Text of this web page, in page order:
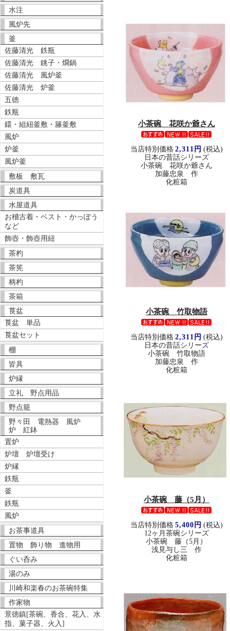
水注
風炉先
釜
佐藤清光 鉄瓶
佐藤清光 銚子・燗鍋
佐藤清光 風炉釜
佐藤清光 炉釜
五徳
鉄瓶
鐶・組紐釜敷・籐釜敷
風炉
炉釜
風炉釜
敷板 敷瓦
炭道具
水屋道具
お稽古着・ベスト・かっぽう
など
飾壺・飾壺用紐
茶杓
茶筅
柄杓
茶箱
莨盆
莨盆 単品
莨盆セット
棚
皆具
炉縁
立礼 野点用品
野点籠
野々田 電熱器 風炉
炉 紅鉢
置炉
炉壇 炉壇受け
炉縁
鉄瓶
釜
鉄瓶
風炉
お茶事道具
置物 飾り物 進物用
ぐい呑み
湯のみ
川崎和楽春のお茶碗特集
作家物
景徳鎮[茶碗、香合、花入、水
指、菓子器、火入]
小茶碗 花咲か爺さん
当店特別価格 2,311円 (税込)
日本の昔話シリーズ
小茶碗 花咲か爺さん
加藤忠泉 作
化粧箱
小茶碗 竹取物語
当店特別価格 2,311円 (税込)
日本の昔話シリーズ
小茶碗 竹取物語
加藤忠泉 作
化粧箱
小茶碗 藤（5月）
当店特別価格 5,400円 (税込)
12ヶ月茶碗シリーズ
小茶碗 藤（5月）
浅見与し三 作
化粧箱